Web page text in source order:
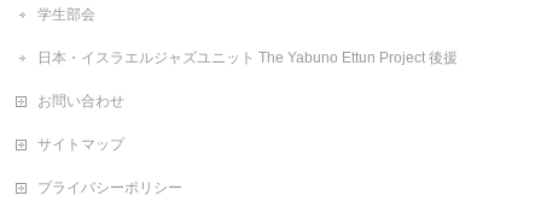
学生部会
日本・イスラエルジャズユニット The Yabuno Ettun Project 後援
お問い合わせ
サイトマップ
プライバシーポリシー